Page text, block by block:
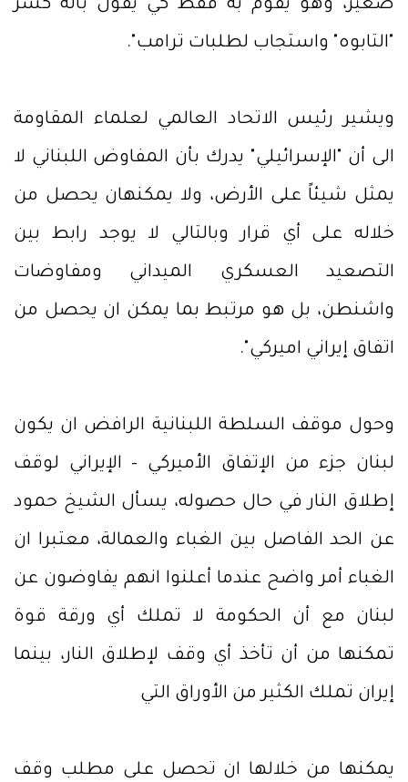
صغير، وهو يقوم به فقط كي يقول بأنه كسر
"التابوه" واستجاب لطلبات ترامب".
ويشير رئيس الاتحاد العالمي لعلماء المقاومة
الى أن "الإسرائيلي" يدرك بأن المفاوض اللبناني لا
يمثل شيئاً على الأرض، ولا يمكنهان يحصل من
خلاله على أي قرار وبالتالي لا يوجد رابط بين
التصعيد العسكري الميداني ومفاوضات
واشنطن، بل هو مرتبط بما يمكن ان يحصل من
اتفاق إيراني اميركي".
وحول موقف السلطة اللبنانية الرافض ان يكون
لبنان جزء من الإتفاق الأميركي – الإيراني لوقف
إطلاق النار في حال حصوله، يسأل الشيخ حمود
عن الحد الفاصل بين الغباء والعمالة، معتبرا ان
الغباء أمر واضح عندما أعلنوا انهم يفاوضون عن
لبنان مع أن الحكومة لا تملك أي ورقة قوة
تمكنها من أن تأخذ أي وقف لإطلاق النار، بينما
إيران تملك الكثير من الأوراق التي
يمكنها من خلالها ان تحصل على مطلب وقف